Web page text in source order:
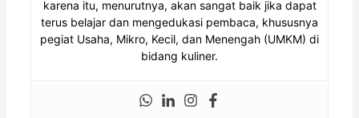
karena itu, menurutnya, akan sangat baik jika dapat
terus belajar dan mengedukasi pembaca, khususnya
pegiat Usaha, Mikro, Kecil, dan Menengah (UMKM) di
bidang kuliner.